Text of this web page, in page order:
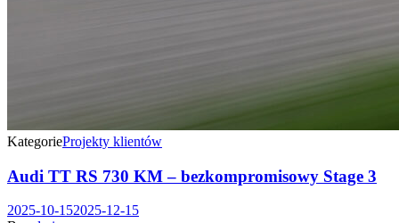
KategorieProjekty klientów
Audi TT RS 730 KM – bezkompromisowy Stage 3
2025-10-152025-12-15